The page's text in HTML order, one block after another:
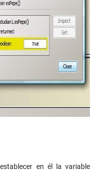
en él la variable